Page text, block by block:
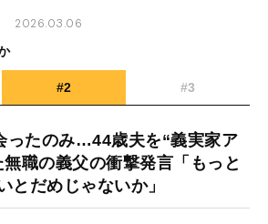
2026.03.06
#2 #3
ったのみ…44歳夫を“義実家ア
職の義父の衝撃発言「もっと
とだめじゃないか」